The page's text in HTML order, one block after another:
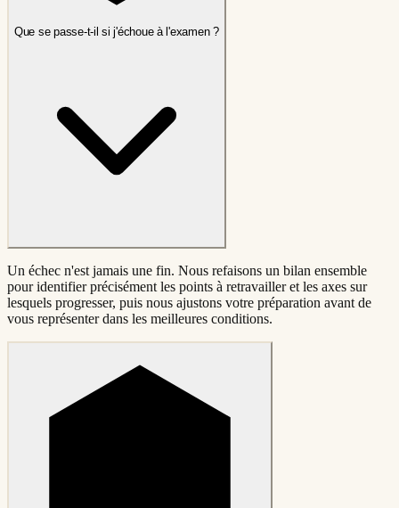
Que se passe-t-il si j'échoue à l'examen ?
Un échec n'est jamais une fin. Nous refaisons un bilan ensemble
pour identifier précisément les points à retravailler et les axes sur
lesquels progresser, puis nous ajustons votre préparation avant de
vous représenter dans les meilleures conditions.